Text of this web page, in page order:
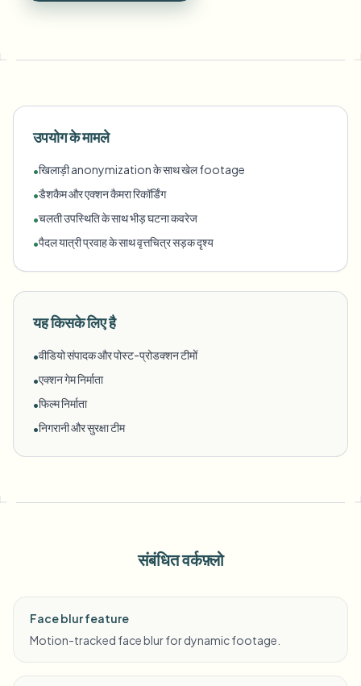
उपयोग के मामले
•खिलाड़ी anonymization के साथ खेल footage
•डैशकैम और एक्शन कैमरा रिकॉर्डिंग
•चलती उपस्थिति के साथ भीड़ घटना कवरेज
•पैदल यात्री प्रवाह के साथ वृत्तचित्र सड़क दृश्य
यह किसके लिए है
•वीडियो संपादक और पोस्ट-प्रोडक्शन टीमों
•एक्शन गेम निर्माता
•फिल्म निर्माता
•निगरानी और सुरक्षा टीम
संबंधित वर्कफ़्लो
Face blur feature
Motion-tracked face blur for dynamic footage.